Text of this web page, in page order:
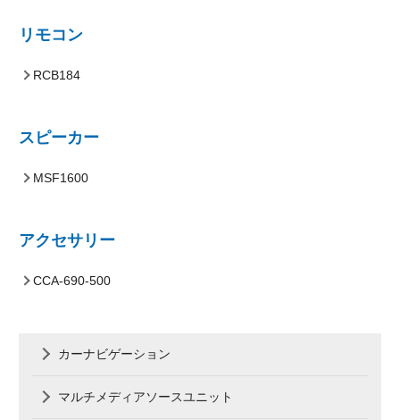
リモコン
RCB184
スピーカー
MSF1600
アクセサリー
CCA-690-500
カーナビゲーション
マルチメディアソースユニット